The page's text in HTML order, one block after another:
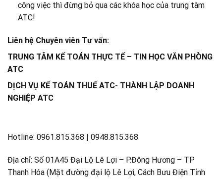
công việc thì đừng bỏ qua các khóa học của trung tâm
ATC!
Liên hệ Chuyên viên Tư vấn:
TRUNG TÂM KẾ TOÁN THỰC TẾ – TIN HỌC VĂN PHÒNG
ATC
DỊCH VỤ KẾ TOÁN THUẾ ATC- THÀNH LẬP DOANH
NGHIỆP ATC
Hotline: 0961.815.368 | 0948.815.368
Địa chỉ: Số 01A45 Đại Lộ Lê Lợi – P.Đông Hương – TP
Thanh Hóa (Mặt đường đại lộ Lê Lợi, Cách Bưu Điện Tỉnh